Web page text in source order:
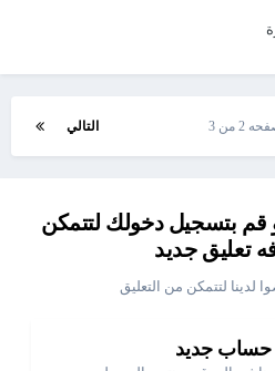
التالي 2 من 3
بتسجيل دخولك لتتمكن
تعليق جديد
لتتمكن من التعليق
حساب جديد